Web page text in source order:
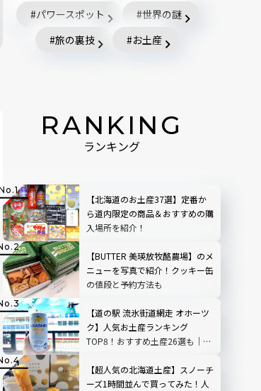
パワースポット
世界の謎
旅の裏技
お土産
RANKING
ランキング
【北海道のお土産37選】定番か
ら道内限定の商品＆おすすめの購
入場所を紹介！
【BUTTER 美瑛放牧酪農場】のメ
ニューを写真で紹介！クッキー缶
の値段と予約方法も
【道の駅 流氷街道網走 オホーツ
ク】人気お土産ランキング
TOP8！おすすめ土産26選も｜北
【超人気の北海道土産】スノーチ
ーズ1時間並んで買ってみた！人